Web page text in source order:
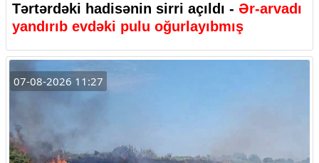
Tərtərdəki hadisənin sirri açıldı - Ər-arvadı
yandırıb evdəki pulu oğurlayıbmış
07-08-2026 11:27